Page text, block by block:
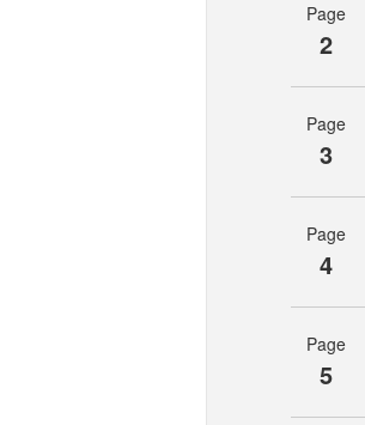
Page
2
Page
3
Page
4
Page
5